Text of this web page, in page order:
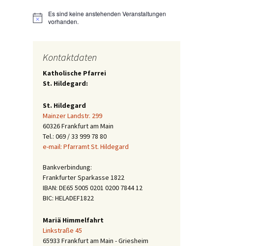
Hinweis
Es sind keine anstehenden Veranstaltungen
vorhanden.
Kontaktdaten
Katholische Pfarrei
St. Hildegard:
St. Hildegard
Mainzer Landstr. 299
60326 Frankfurt am Main
Tel.: 069 / 33 999 78 80
e-mail: Pfarramt St. Hildegard
Bankverbindung:
Frankfurter Sparkasse 1822
IBAN: DE65 5005 0201 0200 7844 12
BIC: HELADEF1822
Mariä Himmelfahrt
Linkstraße 45
65933 Frankfurt am Main - Griesheim